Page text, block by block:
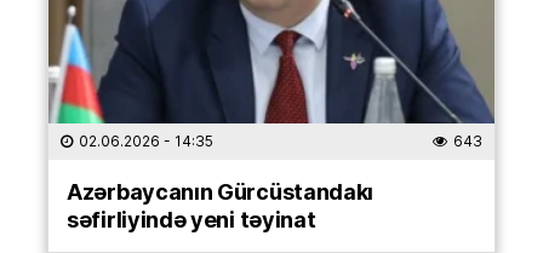
02.06.2026 - 14:35 643
Azərbaycanın Gürcüstandakı
səfirliyində yeni təyinat